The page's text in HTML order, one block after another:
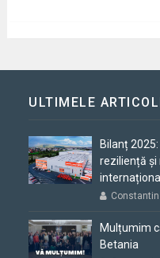
ULTIMELE
Bilanț
reziliență
Constantin
Mulțumim
Betania